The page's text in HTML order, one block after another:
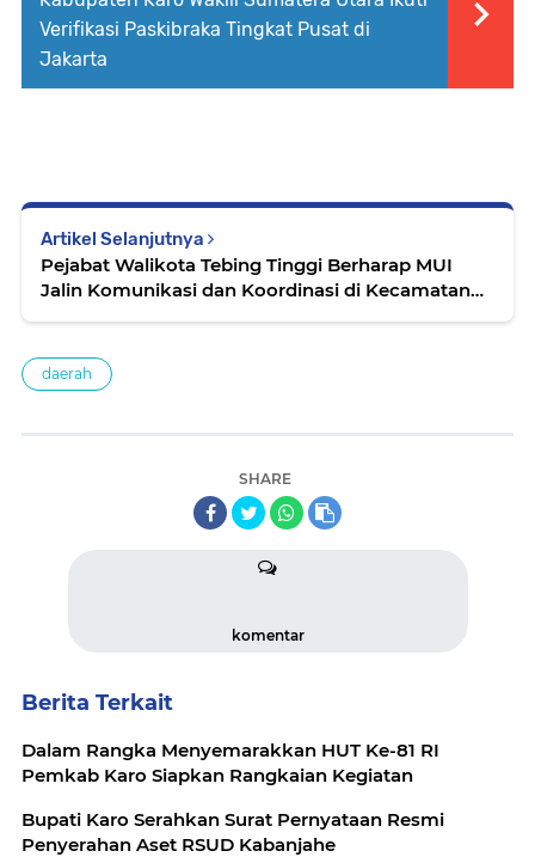
Verifikasi Paskibraka Tingkat Pusat di
Jakarta
Artikel Selanjutnya
Pejabat Walikota Tebing Tinggi Berharap MUI
Jalin Komunikasi dan Koordinasi di Kecamatan
daerah
SHARE
komentar
Berita Terkait
Dalam Rangka Menyemarakkan HUT Ke-81 RI
Pemkab Karo Siapkan Rangkaian Kegiatan
Bupati Karo Serahkan Surat Pernyataan Resmi
Penyerahan Aset RSUD Kabanjahe